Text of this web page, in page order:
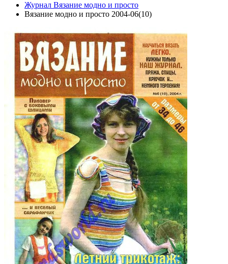
Журнал Вязание модно и просто
Вязание модно и просто 2004-06(10)